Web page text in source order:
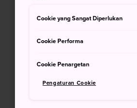
Cookie yang Sangat Diperlukan
Cookie Performa
Cookie Penargetan
Pengaturan Cookie